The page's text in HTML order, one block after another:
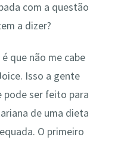
com a questão
a dizer?
que não me cabe
Isso a gente
pode ser feito para
de uma dieta
O primeiro